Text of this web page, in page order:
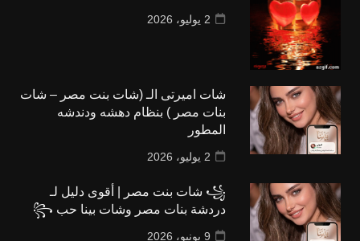
2 يوليو، 2026
شات اميرتى الـ (شات بنت مصر – شات
بنات مصر ) بنظام دهشه ودندشه
المطور
2 يوليو، 2026
꧁ شات بنت مصر | أقوى دليل لـ
دردشة بنات مصر وشات بينا حب ꧂
9 يونيو، 2026